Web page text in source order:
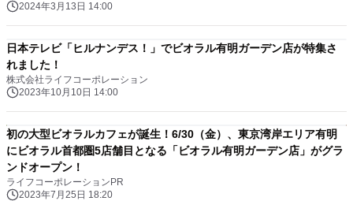
2024年3月13日 14:00
日本テレビ「ヒルナンデス！」でビオラル有明ガーデン店が特集さ
れました！
株式会社ライフコーポレーション
2023年10月10日 14:00
初の大型ビオラルカフェが誕生！6/30（金）、東京湾岸エリア有明
にビオラル首都圏5店舗目となる「ビオラル有明ガーデン店」がグラ
ンドオープン！
ライフコーポレーションPR
2023年7月25日 18:20